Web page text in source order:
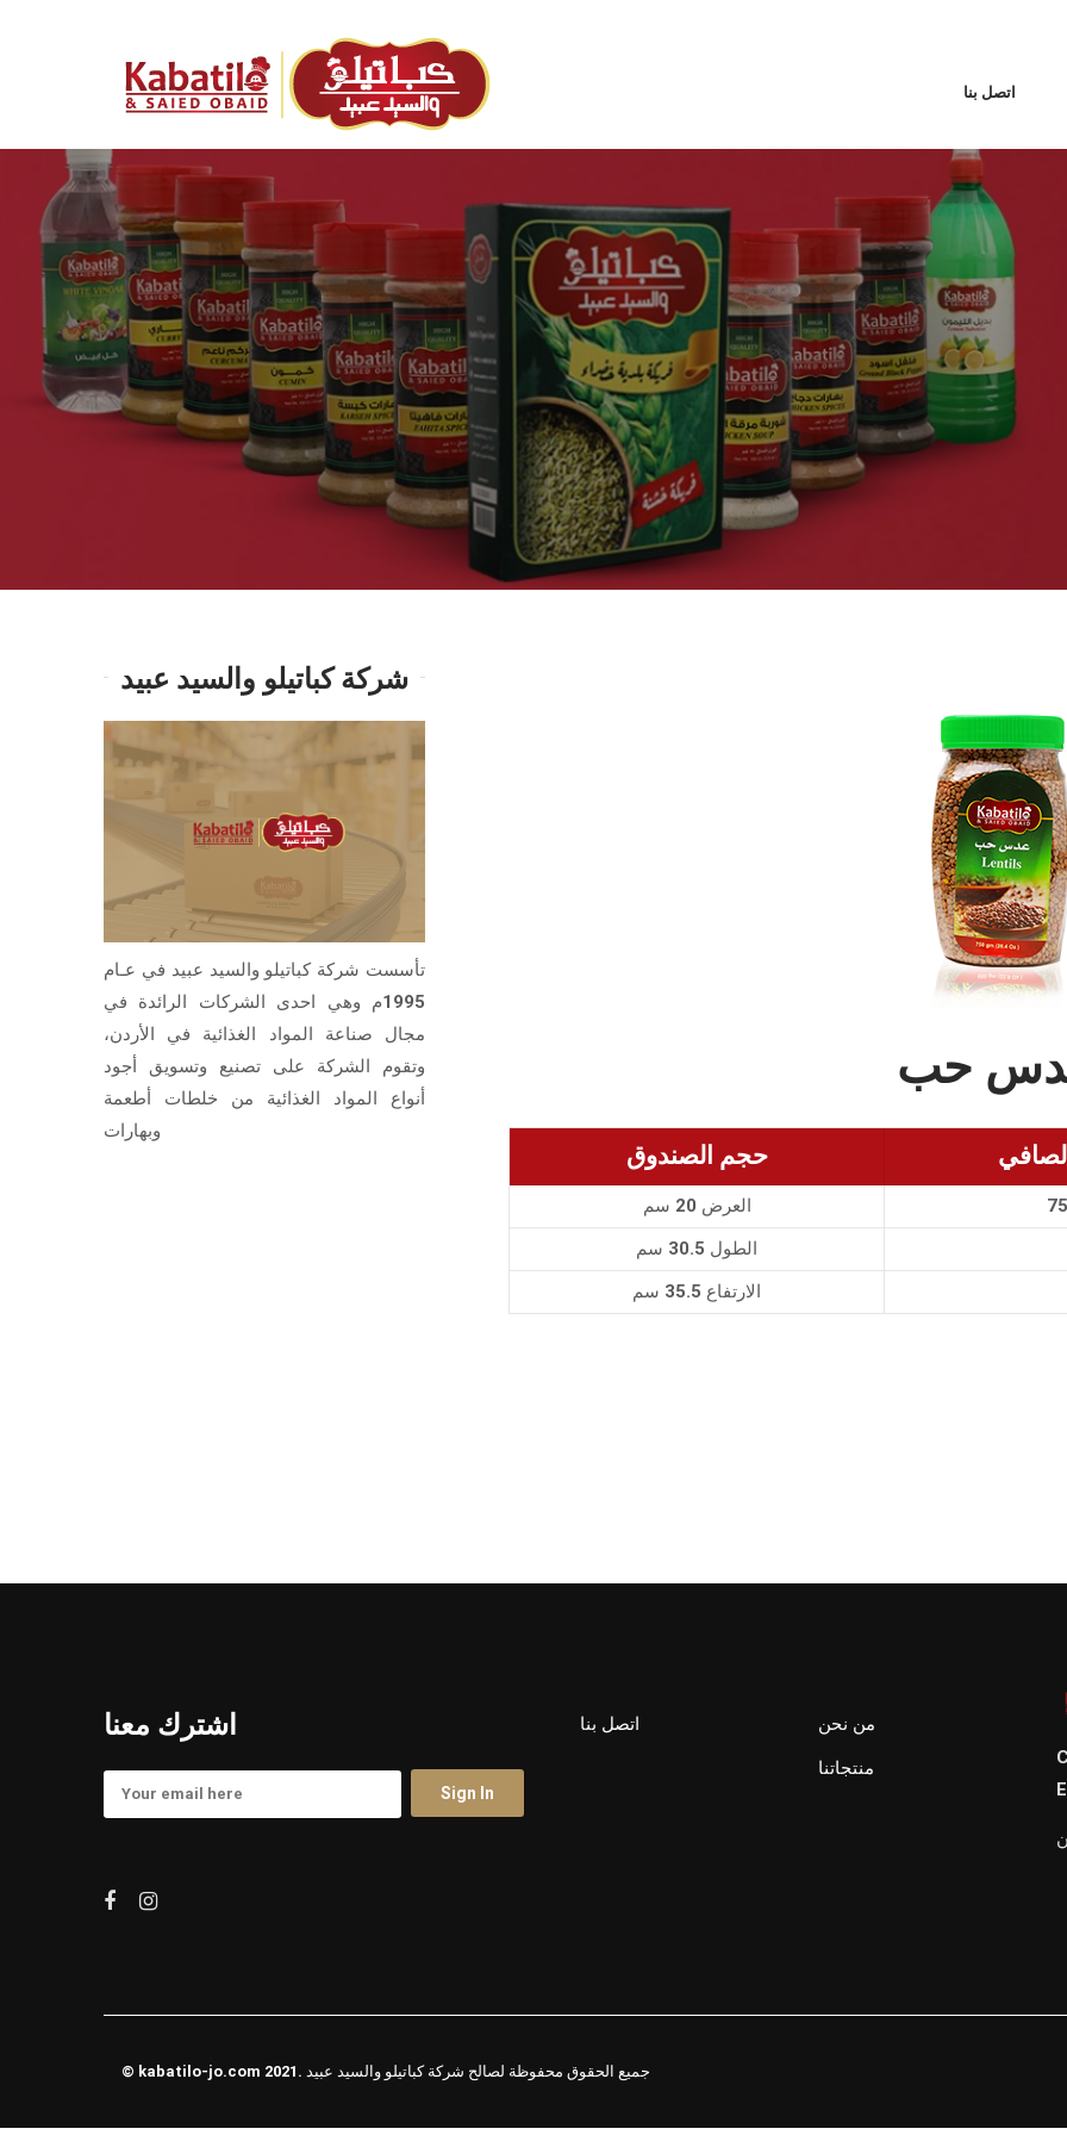
اتصل بنا
حب
حجم الصندوق
العرض 20 سم
الطول 30.5 سم
الارتفاع 35.5 سم
شركة كباتيلو والسيد عبيد
تأسست شركة كباتيلو والسيد عبيد في عـام
1995م وهي احدى الشركات الرائدة في
مجال صناعة المواد الغذائية في الأردن،
وتقوم الشركة على تصنيع وتسويق أجود
أنواع المواد الغذائية من خلطات أطعمة
وبهارات
اشترك معنا اتصل بنا من نحن
منتجاتنا
© kabatilo-jo.com 2021. جميع الحقوق محفوظة لصالح شركة كباتيلو والسيد عبيد